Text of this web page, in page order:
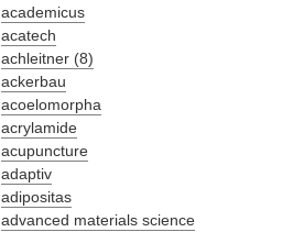
academicus
acatech
achleitner (8)
ackerbau
acoelomorpha
acrylamide
acupuncture
adaptiv
adipositas
advanced materials science